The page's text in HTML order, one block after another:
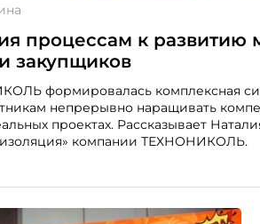
процессам к развитию
закупщиков
формировалась комплексная
непрерывно наращивать
проектах. Рассказывает
компании ТЕХНОНИКОЛЬ.